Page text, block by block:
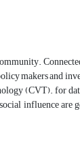
makers and
(CVT). for
influence